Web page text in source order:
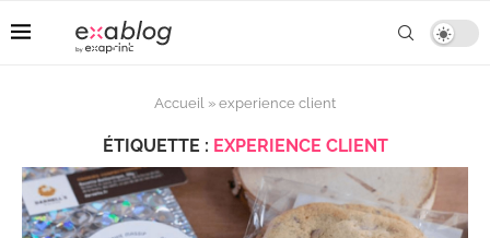
Accueil » experience client
ÉTIQUETTE : EXPERIENCE CLIENT